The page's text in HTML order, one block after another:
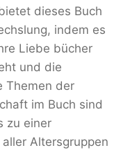
dieses Buch
indem es
Liebe bücher
und die
Themen der
im Buch sind
zu einer
Altersgruppen